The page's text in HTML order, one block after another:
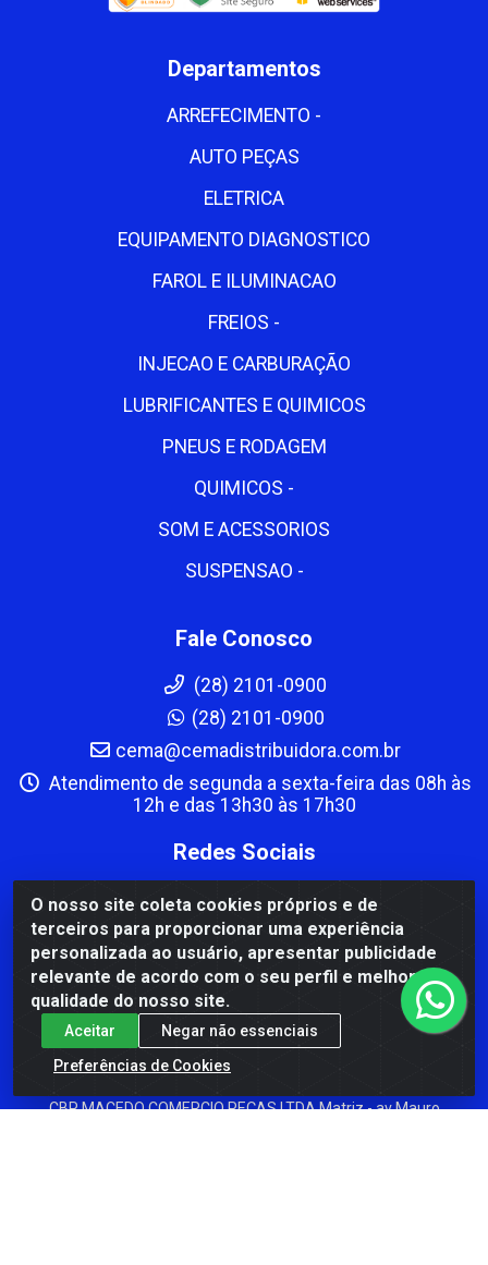
O nosso site coleta cookies próprios e de
terceiros para proporcionar uma experiência
personalizada ao usuário, apresentar publicidade
relevante de acordo com o seu perfil e melhorar a
qualidade do nosso site.
Aceitar
Negar não essenciais
Preferências de Cookies
Departamentos
ARREFECIMENTO -
AUTO PEÇAS
ELETRICA
EQUIPAMENTO DIAGNOSTICO
FAROL E ILUMINACAO
FREIOS -
INJECAO E CARBURAÇÃO
LUBRIFICANTES E QUIMICOS
PNEUS E RODAGEM
QUIMICOS -
SOM E ACESSORIOS
SUSPENSAO -
Fale Conosco
(28) 2101-0900
(28) 2101-0900
cema@cemadistribuidora.com.br
Atendimento de segunda a sexta-feira das 08h às
12h e das 13h30 às 17h30
Redes Sociais
Instagram
Facebook
Formas de Pagamento
CBP MACEDO COMERCIO PEÇAS LTDA Matriz - av Mauro